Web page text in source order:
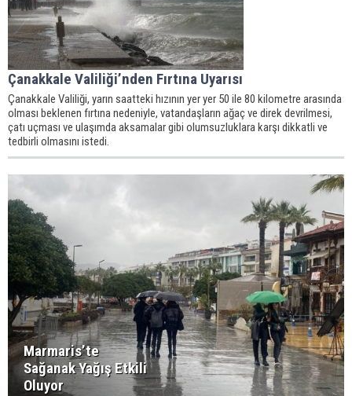
Çanakkale Valiliği’nden Fırtına Uyarısı
Çanakkale Valiliği, yarın saatteki hızının yer yer 50 ile 80 kilometre arasında
olması beklenen fırtına nedeniyle, vatandaşların ağaç ve direk devrilmesi,
çatı uçması ve ulaşımda aksamalar gibi olumsuzluklara karşı dikkatli ve
tedbirli olmasını istedi.
Marmaris’te
Sağanak Yağış Etkili
Oluyor